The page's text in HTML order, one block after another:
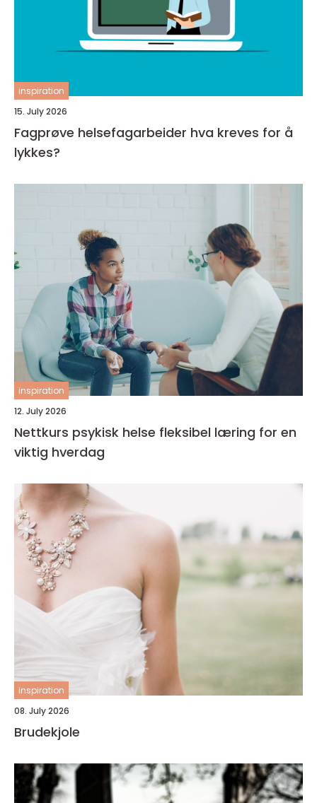
inspiration
15. July 2026
Fagprøve helsefagarbeider hva kreves for å
lykkes?
inspiration
12. July 2026
Nettkurs psykisk helse fleksibel læring for en
viktig hverdag
inspiration
08. July 2026
Brudekjole